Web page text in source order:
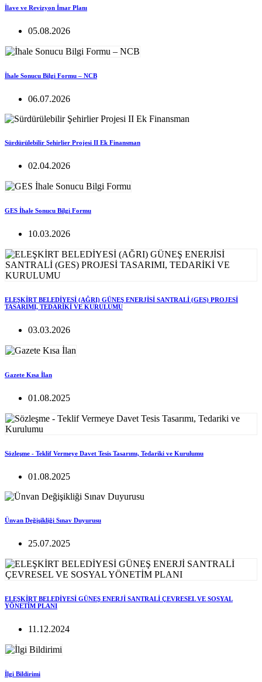
İlave ve Revizyon İmar Planı
05.08.2026
İhale Sonucu Bilgi Formu – NCB
06.07.2026
Sürdürülebilir Şehirlier Projesi II Ek Finansman
02.04.2026
GES İhale Sonucu Bilgi Formu
10.03.2026
ELEŞKİRT BELEDİYESİ (AĞRI) GÜNEŞ ENERJİSİ SANTRALİ (GES) PROJESİ
TASARIMI, TEDARİKİ VE KURULUMU
03.03.2026
Gazete Kısa İlan
01.08.2025
Sözleşme - Teklif Vermeye Davet Tesis Tasarımı, Tedariki ve Kurulumu
01.08.2025
Ünvan Değişikliği Sınav Duyurusu
25.07.2025
ELEŞKİRT BELEDİYESİ GÜNEŞ ENERJİ SANTRALİ ÇEVRESEL VE SOSYAL
YÖNETİM PLANI
11.12.2024
İlgi Bildirimi